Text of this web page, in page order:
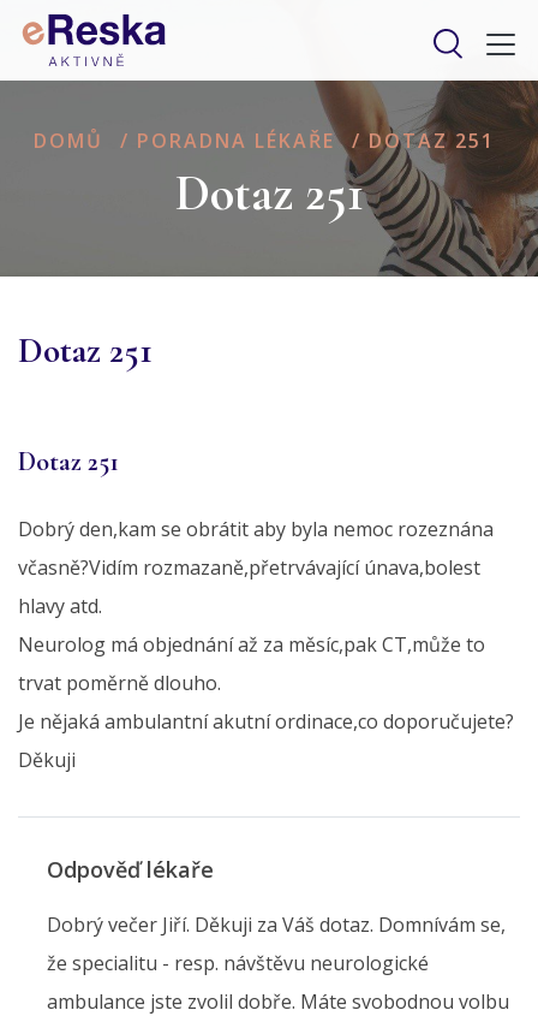
DOMŮ / PORADNA LÉKAŘE / DOTAZ 251
Dotaz 251
Dotaz 251
Dotaz 251
Dobrý den,kam se obrátit aby byla nemoc rozeznána
včasně?Vidím rozmazaně,přetrvávající únava,bolest
hlavy atd.
Neurolog má objednání až za měsíc,pak CT,může to
trvat poměrně dlouho.
Je nějaká ambulantní akutní ordinace,co doporučujete?
Děkuji
Odpověď lékaře
Dobrý večer Jiří. Děkuji za Váš dotaz. Domnívám se,
že specialitu - resp. návštěvu neurologické
ambulance jste zvolil dobře. Máte svobodnou volbu